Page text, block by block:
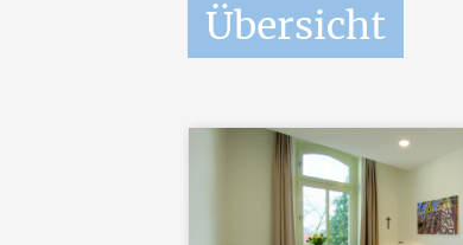
Übersicht